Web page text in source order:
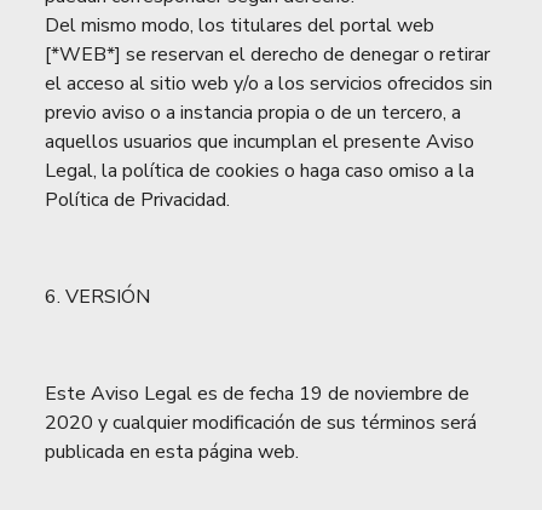
Del mismo modo, los titulares del portal web
[*WEB*] se reservan el derecho de denegar o retirar
el acceso al sitio web y/o a los servicios ofrecidos sin
previo aviso o a instancia propia o de un tercero, a
aquellos usuarios que incumplan el presente Aviso
Legal, la política de cookies o haga caso omiso a la
Política de Privacidad.
6. VERSIÓN
Este Aviso Legal es de fecha 19 de noviembre de
2020 y cualquier modificación de sus términos será
publicada en esta página web.